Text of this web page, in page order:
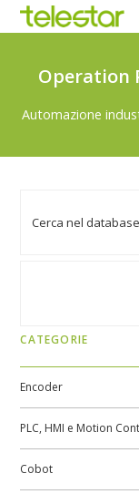
Operation
Automazione
CATEGORIE
Encoder
PLC, HMI e Motion
Cobot